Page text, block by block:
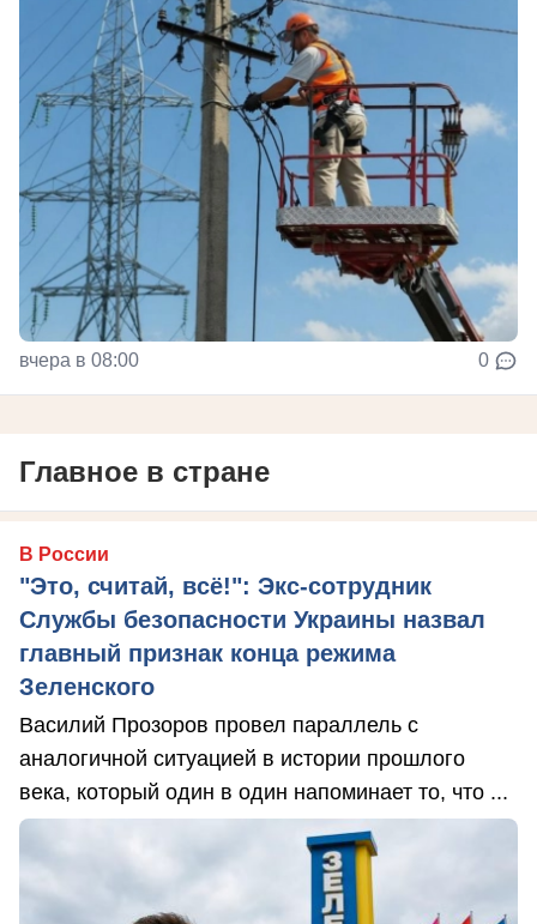
вчера в 08:00 0
Главное в стране
В России
"Это, считай, всё!": Экс-сотрудник
Службы безопасности Украины назвал
главный признак конца режима
Зеленского
Василий Прозоров провел параллель с
аналогичной ситуацией в истории прошлого
века, который один в один напоминает то, что ...